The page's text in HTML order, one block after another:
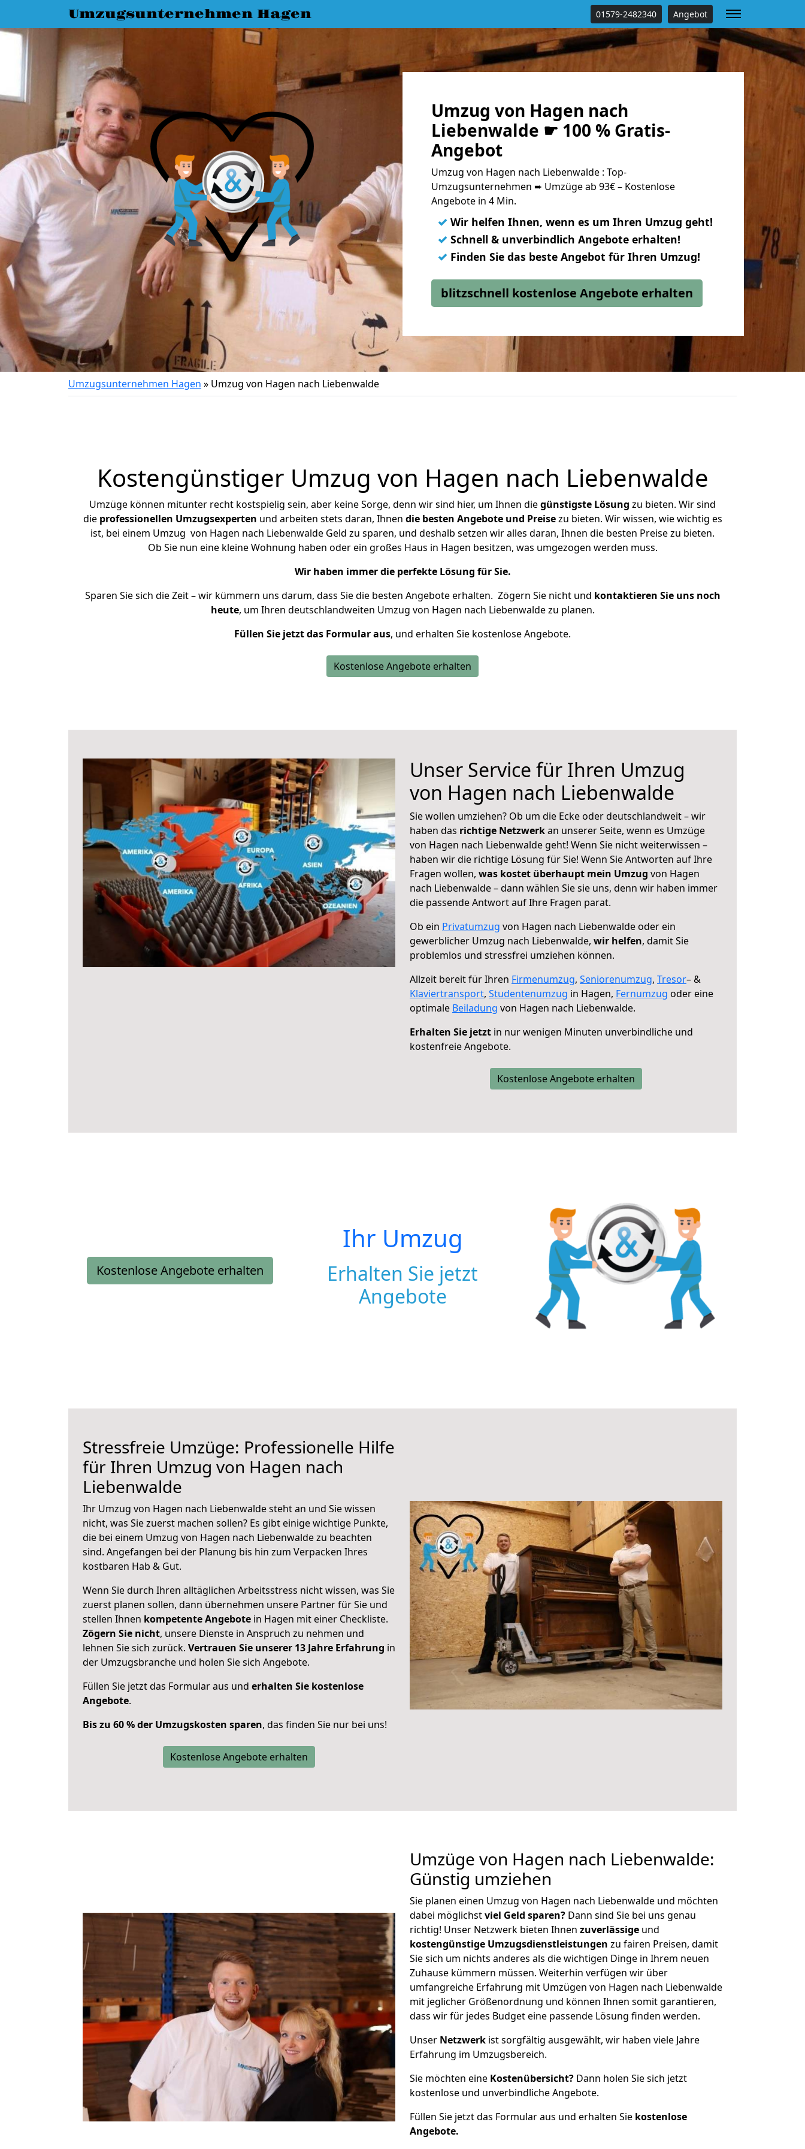
Umzugsunternehmen Hagen 01579-2482340 Angebot
Umzug von Hagen nach
Liebenwalde ☛ 100 % Gratis-
Angebot
Umzug von Hagen nach Liebenwalde : Top-
Umzugsunternehmen ➨ Umzüge ab 93€ – Kostenlose
Angebote in 4 Min.
✓ Wir helfen Ihnen, wenn es um Ihren Umzug geht!
✓ Schnell & unverbindlich Angebote erhalten!
✓ Finden Sie das beste Angebot für Ihren Umzug!
blitzschnell kostenlose Angebote erhalten
Umzugsunternehmen Hagen » Umzug von Hagen nach Liebenwalde
Kostengünstiger Umzug von Hagen nach Liebenwalde
Umzüge können mitunter recht kostspielig sein, aber keine Sorge, denn wir sind hier, um Ihnen diegünstigste Lösung zu bieten. Wir sind
die professionellen Umzugsexperten und arbeiten stets daran, Ihnen die besten Angebote und Preisezu bieten. Wir wissen, wie wichtig es
ist, bei einem Umzug von Hagen nach Liebenwalde Geld zu sparen, und deshalb setzen wir alles daran, Ihnen die besten Preise zu bieten.
Ob Sie nun eine kleine Wohnung haben oder ein großes Haus in Hagen besitzen, was umgezogen werden muss.
Wir haben immer die perfekte Lösung für Sie.
Sparen Sie sich die Zeit – wir kümmern uns darum, dass Sie die besten Angebote erhalten. Zögern Sie nicht und kontaktieren Sie uns noch
heute, um Ihren deutschlandweiten Umzug von Hagen nach Liebenwalde zu planen.
Füllen Sie jetzt das Formular aus, und erhalten Sie kostenlose Angebote.
Kostenlose Angebote erhalten
Unser Service für Ihren Umzug
von Hagen nach Liebenwalde
Sie wollen umziehen? Ob um die Ecke oder deutschlandweit – wir
haben das richtige Netzwerkan unserer Seite, wenn es Umzüge
von Hagen nach Liebenwalde geht! Wenn Sie nicht weiterwissen –
haben wir die richtige Lösung für Sie! Wenn Sie Antworten auf Ihre
Fragen wollen, was kostet überhaupt mein Umzug von Hagen
nach Liebenwalde – dann wählen Sie sie uns, denn wir haben immer
die passende Antwort auf Ihre Fragen parat.
Ob ein Privatumzug von Hagen nach Liebenwalde oder ein
gewerblicher Umzug nach Liebenwalde, wir helfen, damit Sie
problemlos und stressfrei umziehen können.
Allzeit bereit für Ihren Firmenumzug, Seniorenumzug, Tresor– &
Klaviertransport, Studentenumzug in Hagen, Fernumzug oder eine
optimale Beiladung von Hagen nach Liebenwalde.
Erhalten Sie jetzt in nur wenigen Minuten unverbindliche und
kostenfreie Angebote.
Kostenlose Angebote erhalten
Kostenlose Angebote erhalten
Ihr Umzug
Erhalten Sie jetzt
Angebote
Stressfreie Umzüge: Professionelle Hilfe
für Ihren Umzug von Hagen nach
Liebenwalde
Ihr Umzug von Hagen nach Liebenwalde steht an und Sie wissen
nicht, was Sie zuerst machen sollen? Es gibt einige wichtige Punkte,
die bei einem Umzug von Hagen nach Liebenwalde zu beachten
sind. Angefangen bei der Planung bis hin zum Verpacken Ihres
kostbaren Hab & Gut.
Wenn Sie durch Ihren alltäglichen Arbeitsstress nicht wissen, was Sie
zuerst planen sollen, dann übernehmen unsere Partner für Sie und
stellen Ihnen kompetente Angebote in Hagen mit einer Checkliste.
Zögern Sie nicht, unsere Dienste in Anspruch zu nehmen und
lehnen Sie sich zurück. Vertrauen Sie unserer 13 Jahre Erfahrung in
der Umzugsbranche und holen Sie sich Angebote.
Füllen Sie jetzt das Formular aus und erhalten Sie kostenlose
Angebote.
Bis zu 60 % der Umzugskosten sparen, das finden Sie nur bei uns!
Kostenlose Angebote erhalten
Umzüge von Hagen nach Liebenwalde:
Günstig umziehen
Sie planen einen Umzug von Hagen nach Liebenwalde und möchten
dabei möglichstviel Geld sparen? Dann sind Sie bei uns genau
richtig! Unser Netzwerk bieten Ihnen zuverlässige und
kostengünstige Umzugsdienstleistungen zu fairen Preisen, damit
Sie sich um nichts anderes als die wichtigen Dinge in Ihrem neuen
Zuhause kümmern müssen. Weiterhin verfügen wir über
umfangreiche Erfahrung mit Umzügen von Hagen nach Liebenwalde
mit jeglicher Größenordnung und können Ihnen somit garantieren,
dass wir für jedes Budget eine passende Lösung finden werden.
Unser Netzwerk ist sorgfältig ausgewählt, wir haben viele Jahre
Erfahrung im Umzugsbereich.
Sie möchten eine Kostenübersicht? Dann holen Sie sich jetzt
kostenlose und unverbindliche Angebote.
Füllen Sie jetzt das Formular aus und erhalten Sie kostenlose
Angebote.